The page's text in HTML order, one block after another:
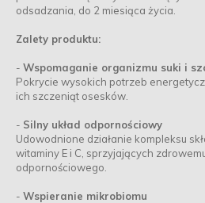
odsadzania, do 2 miesiąca życia.
Zalety produktu:
- Wspomaganie organizmu suki i
Pokrycie wysokich potrzeb
ich szczeniąt osesków.
- Silny układ odpornościowy
Udowodnione działanie kompleksu
witaminy E i C, sprzyjających
odpornościowego.
- Wspieranie mikrobiomu